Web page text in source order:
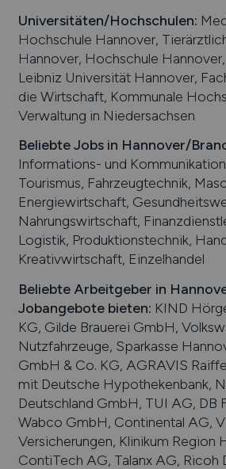
Universitäten/Hochschulen:
Hochschule Hannover,
Hannover, Hochschule
Leibniz Universität Hannover,
die Wirtschaft, Kommunale
Verwaltung in Niedersachsen
Beliebte Jobs in Hannover/
Informations- und
Tourismus, Fahrzeugtechnik,
Energiewirtschaft,
Nahrungswirtschaft,
Logistik, Produktionstechnik,
Kreativwirtschaft, Einzelhandel
Beliebte Arbeitgeber in
Jobangebote bieten: KIND
KG, Gilde Brauerei GmbH,
Nutzfahrzeuge, Sparkasse
GmbH & Co. KG, AGRAVIS
mit Deutsche Hypothekenbank,
Deutschland GmbH, TUI AG, DB
Wabco GmbH, Continental AG,
Versicherungen, Klinikum Region
ContiTech AG, Talanx AG, Ricoh